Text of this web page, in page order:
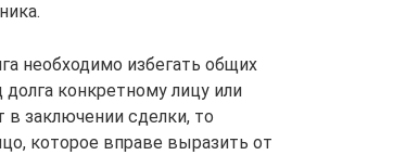
необходимо избегать общих
конкретному лицу или
в заключении сделки, то
которое вправе выразить от